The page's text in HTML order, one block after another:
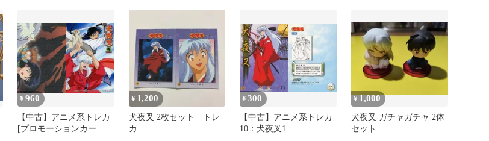
¥960
【中古】アニメ系トレカ
[プロモーションカー
¥ 1,200
犬夜叉 2枚セット トレ
カ
¥300
【中古】アニメ系トレカ
10：犬夜叉1
¥ 1,000
犬夜叉 ガチャガチャ 2体
セット